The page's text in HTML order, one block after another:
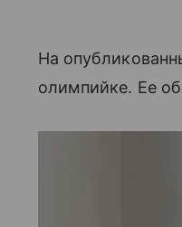
На
олимпийке. Ее